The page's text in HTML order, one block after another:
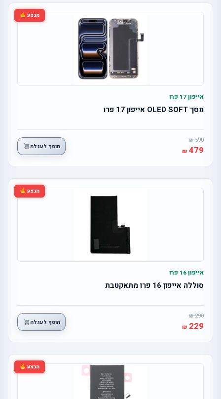
מבצע
אייפון 17 פרו
מסך OLED SOFT אייפון 17 פרו
590
479 הוסף לעגלה
מבצע
אייפון 16 פרו
סוללה אייפון 16 פרו מתאקטבת
290
229 הוסף לעגלה
מבצע